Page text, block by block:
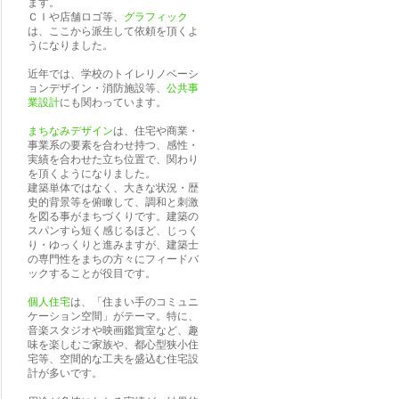
ます。
ＣＩや店舗ロゴ等、 グラフィック
は、ここから派生して依頼を頂くよ
うになりました。
近年では、学校のトイレリノベーシ
ョンデザイン・消防施設等、 公共事
業設計にも関わっています。
まちなみデザインは、住宅や商業・
事業系の要素を合わせ持つ、感性・
実績を合わせた立ち位置で、関わり
を頂くようになりました。
建築単体ではなく、大きな状況・歴
史的背景等を俯瞰して、調和と刺激
を図る事がまちづくりです。建築の
スパンすら短く感じるほど、じっく
り・ゆっくりと進みますが、建築士
の専門性をまちの方々にフィードバ
ックすることが役目です。
個人住宅は、「住まい手のコミュニ
ケーション空間」がテーマ。特に、
音楽スタジオや映画鑑賞室など、趣
味を楽しむご家族や、都心型狭小住
宅等、空間的な工夫を盛込む住宅設
計が多いです。